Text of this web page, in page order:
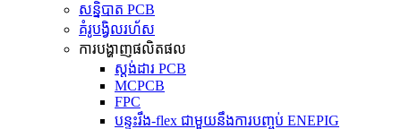
សន្និបាត PCB
គំរូបង្វិលរហ័ស
ការបង្ហាញផលិតផល
ស្តង់ដារ PCB
MCPCB
FPC
បន្ទះរឹង-flex ជាមួយនឹងការបញ្ចប់ ENEPIG